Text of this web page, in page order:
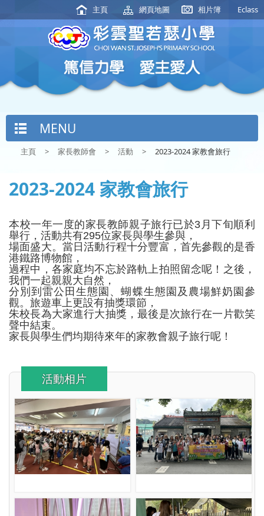
主頁 網頁地圖 相片簿 Eclass
MENU
主頁 > 家長教師會 > 活動 > 2023-2024 家教會旅行
2023-2024 家教會旅行
本校一年一度的家長教師親子旅行已於3 月下旬順利
舉行，活動共有295位家長與學生參與，
場面盛大。 當日活動行程十分豐富，首先參觀的是香
港鐵路博物館，
過程中，各家庭均不忘於路軌上拍照留念呢！ 之後，
我們一起親親大自然，
分別到雷公田生態園、蝴蝶生態園及農場鮮奶園參
觀。 旅遊車上更設有抽獎環節，
朱校長為大家進行大抽獎，最後是次旅行在一片歡笑
聲中結束。
家長與學生們均期待來年的家教會親子旅行呢！
活動相片